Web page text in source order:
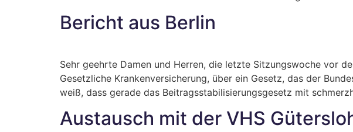
Bericht aus Berlin
Sehr geehrte Damen und Herren, die letzte Sitzungswoche vor
Gesetzliche Krankenversicherung, über ein Gesetz, das der
weiß, dass gerade das Beitragsstabilisierungsgesetz mit
Austausch mit der VHS